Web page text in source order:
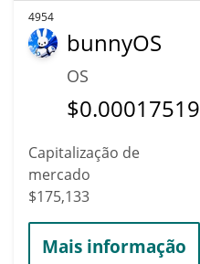
4954
bunnyOS
OS
$0.00017519
Capitalização de
mercado
$175,133
Mais informação